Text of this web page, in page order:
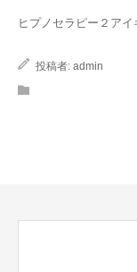
ヒプノセラピー２アイ
投稿者: admin
コラム